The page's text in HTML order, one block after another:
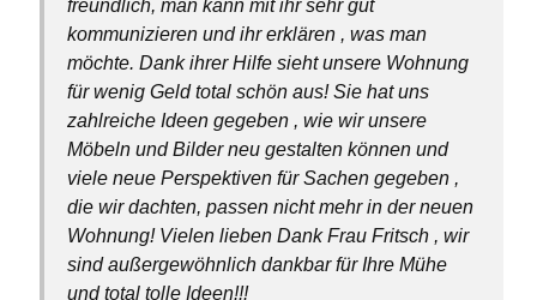
freundlich, man kann mit ihr sehr gut
kommunizieren und ihr erklären , was man
möchte. Dank ihrer Hilfe sieht unsere Wohnung
für wenig Geld total schön aus! Sie hat uns
zahlreiche Ideen gegeben , wie wir unsere
Möbeln und Bilder neu gestalten können und
viele neue Perspektiven für Sachen gegeben ,
die wir dachten, passen nicht mehr in der neuen
Wohnung! Vielen lieben Dank Frau Fritsch , wir
sind außergewöhnlich dankbar für Ihre Mühe
und total tolle Ideen!!!